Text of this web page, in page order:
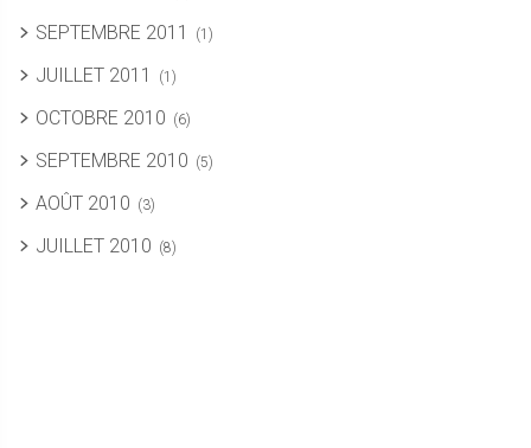
SEPTEMBRE 2011 (1)
JUILLET 2011 (1)
OCTOBRE 2010 (6)
SEPTEMBRE 2010 (5)
AOÛT 2010 (3)
JUILLET 2010 (8)